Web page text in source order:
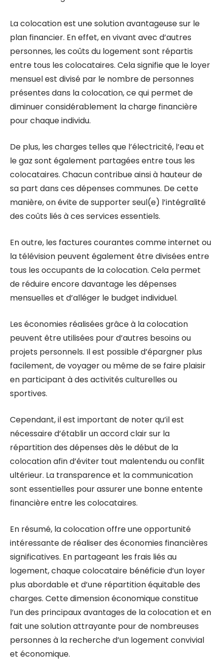
La colocation est une solution avantageuse sur le
plan financier. En effet, en vivant avec d’autres
personnes, les coûts du logement sont répartis
entre tous les colocataires. Cela signifie que le loyer
mensuel est divisé par le nombre de personnes
présentes dans la colocation, ce qui permet de
diminuer considérablement la charge financière
pour chaque individu.
De plus, les charges telles que l’électricité, l’eau et
le gaz sont également partagées entre tous les
colocataires. Chacun contribue ainsi à hauteur de
sa part dans ces dépenses communes. De cette
manière, on évite de supporter seul(e) l’intégralité
des coûts liés à ces services essentiels.
En outre, les factures courantes comme internet ou
la télévision peuvent également être divisées entre
tous les occupants de la colocation. Cela permet
de réduire encore davantage les dépenses
mensuelles et d’alléger le budget individuel.
Les économies réalisées grâce à la colocation
peuvent être utilisées pour d’autres besoins ou
projets personnels. Il est possible d’épargner plus
facilement, de voyager ou même de se faire plaisir
en participant à des activités culturelles ou
sportives.
Cependant, il est important de noter qu’il est
nécessaire d’établir un accord clair sur la
répartition des dépenses dès le début de la
colocation afin d’éviter tout malentendu ou conflit
ultérieur. La transparence et la communication
sont essentielles pour assurer une bonne entente
financière entre les colocataires.
En résumé, la colocation offre une opportunité
intéressante de réaliser des économies financières
significatives. En partageant les frais liés au
logement, chaque colocataire bénéficie d’un loyer
plus abordable et d’une répartition équitable des
charges. Cette dimension économique constitue
l’un des principaux avantages de la colocation et en
fait une solution attrayante pour de nombreuses
personnes à la recherche d’un logement convivial
et économique.